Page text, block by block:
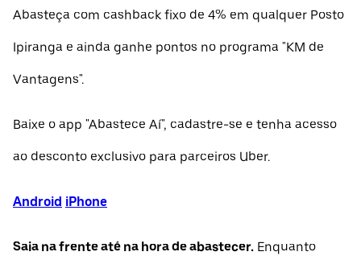
Abasteça com cashback fixo de 4% em qualquer Posto
Ipiranga e ainda ganhe pontos no programa "KM de
Vantagens".
Baixe o app "Abastece Aí", cadastre-se e tenha acesso
ao desconto exclusivo para parceiros Uber.
Android iPhone
Saia na frente até na hora de abastecer. Enquanto